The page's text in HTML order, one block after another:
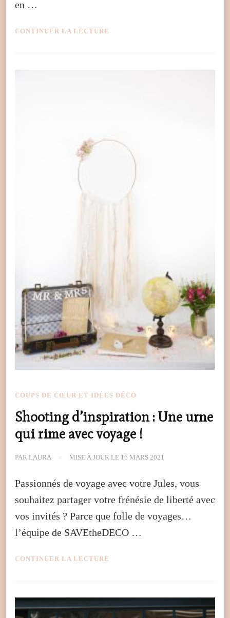
en …
CONTINUER LA LECTURE
COUPS DE CŒUR ET IDÉES DÉCO
Shooting d’inspiration : Une urne
qui rime avec voyage !
PAR LAURA MISE À JOUR LE 16 MARS 2021
Passionnés de voyage avec votre Jules, vous
souhaitez partager votre frénésie de liberté avec
vos invités ? Parce que folle de voyages…
l’équipe de SAVEtheDECO …
CONTINUER LA LECTURE